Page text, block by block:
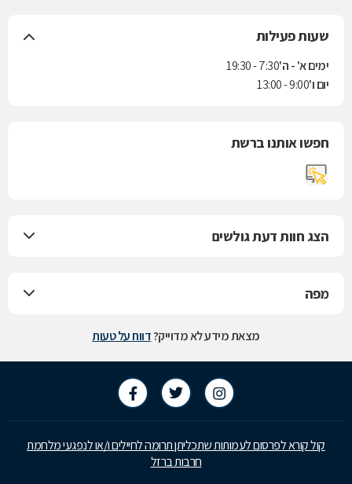
שעות פעילות
ימים א' - ה'7:30 - 19:30
יום ו'9:00 - 13:00
חפשו אותנו ברשת
הצג חוות דעת גולשים
מפה
מצאת מידע לא מדוייק?דווח על טעות
קול קורא לפרסום לעמותות שתכליתן תרומה לחיילים ו/או לנפגעי מלחמת
חרבות ברזל